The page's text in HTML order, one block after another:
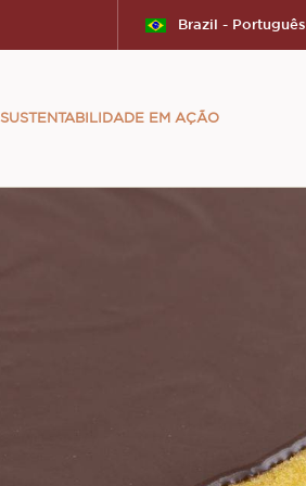
Brazil - Português
SUSTENTABILIDADE EM AÇÃO